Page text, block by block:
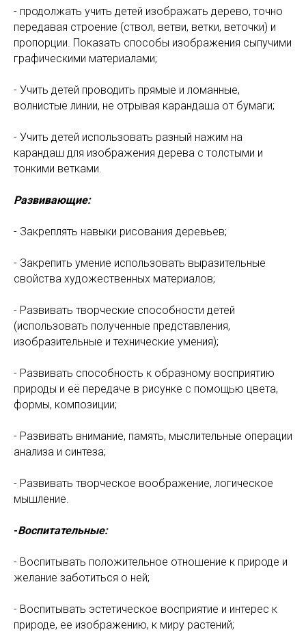
- продолжать учить детей изображать дерево, точно
передавая строение (ствол, ветви, ветки, веточки) и
пропорции. Показать способы изображения сыпучими
графическими материалами;
- Учить детей проводить прямые и ломанные,
волнистые линии, не отрывая карандаша от бумаги;
- Учить детей использовать разный нажим на
карандаш для изображения дерева с толстыми и
тонкими ветками.
Развивающие:
- Закреплять навыки рисования деревьев;
- Закрепить умение использовать выразительные
свойства художественных материалов;
- Развивать творческие способности детей
(использовать полученные представления,
изобразительные и технические умения);
- Развивать способность к образному восприятию
природы и её передаче в рисунке с помощью цвета,
формы, композиции;
- Развивать внимание, память, мыслительные операции
анализа и синтеза;
- Развивать творческое воображение, логическое
мышление.
-Воспитательные:
- Воспитывать положительное отношение к природе и
желание заботиться о ней;
- Воспитывать эстетическое восприятие и интерес к
природе, ее изображению, к миру растений;